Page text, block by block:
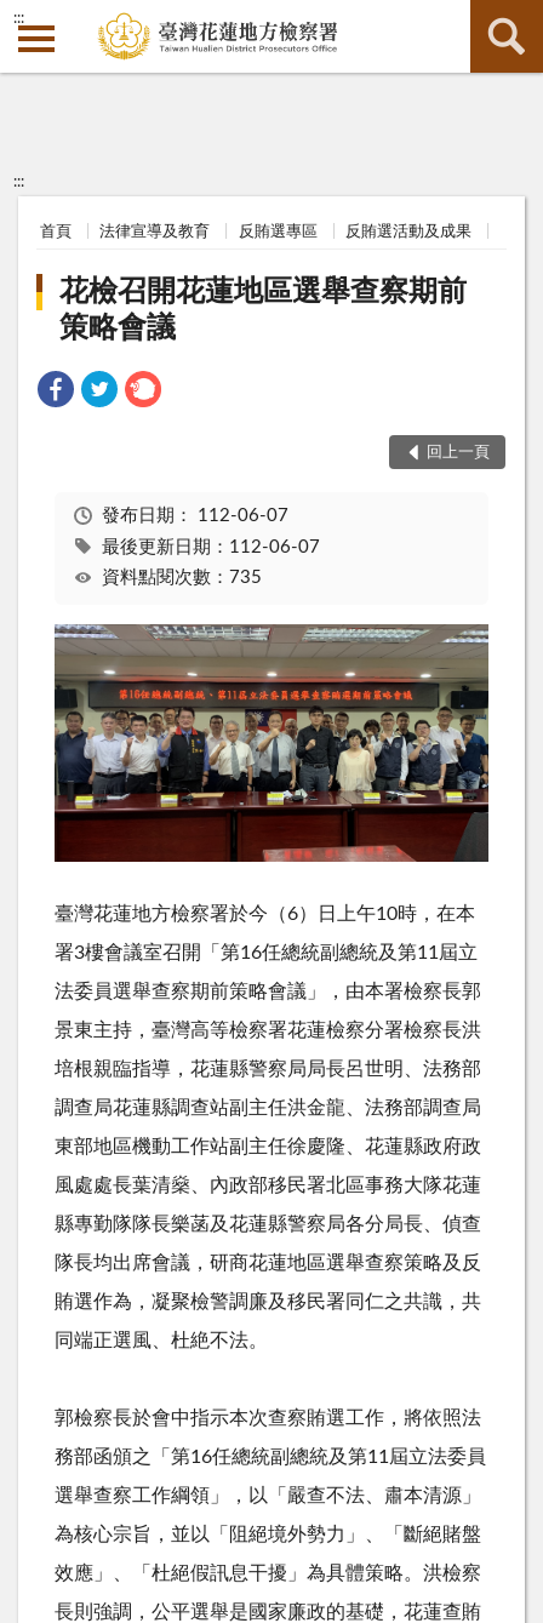
:::
:::
首頁 法律宣導及教育 反賄選專區 反賄選活動及成果
花檢召開花蓮地區選舉查察期前
策略會議
回上一頁
發布日期： 112-06-07
最後更新日期：112-06-07
資料點閱次數：735
臺灣花蓮地方檢察署於今（6）日上午10時，在本
署3樓會議室召開「第16任總統副總統及第11 屆立
法委員選舉查察期前策略會議」，由本署檢察長郭
景東主持，臺灣高等檢察署花蓮檢察分署檢察長洪
培根親臨指導，花蓮縣警察局局長呂世明、法務部
調查局花蓮縣調查站副主任洪金龍、法務部調查局
東部地區機動工作站副主任徐慶隆、花蓮縣政府政
風處處長葉清燊、內政部移民署北區事務大隊花蓮
縣專勤隊隊長樂菡及花蓮縣警察局各分局長、偵查
隊長均出席會議，研商花蓮地區選舉查察策略及反
賄選作為，凝聚檢警調廉及移民署同仁之共識，共
同端正選風、杜絶不法。
郭檢察長於會中指示本次查察賄選工作，將依照法
務部函頒之「第16任總統副總統及第11 屆立法委員
選舉查察工作綱領」，以「嚴查不法、肅本清源」
為核心宗旨，並以「阻絕境外勢力」、「斷絕賭盤
效應」、「杜絕假訊息干擾」為具體策略。洪檢察
長則強調，公平選舉是國家廉政的基礎，花蓮查賄